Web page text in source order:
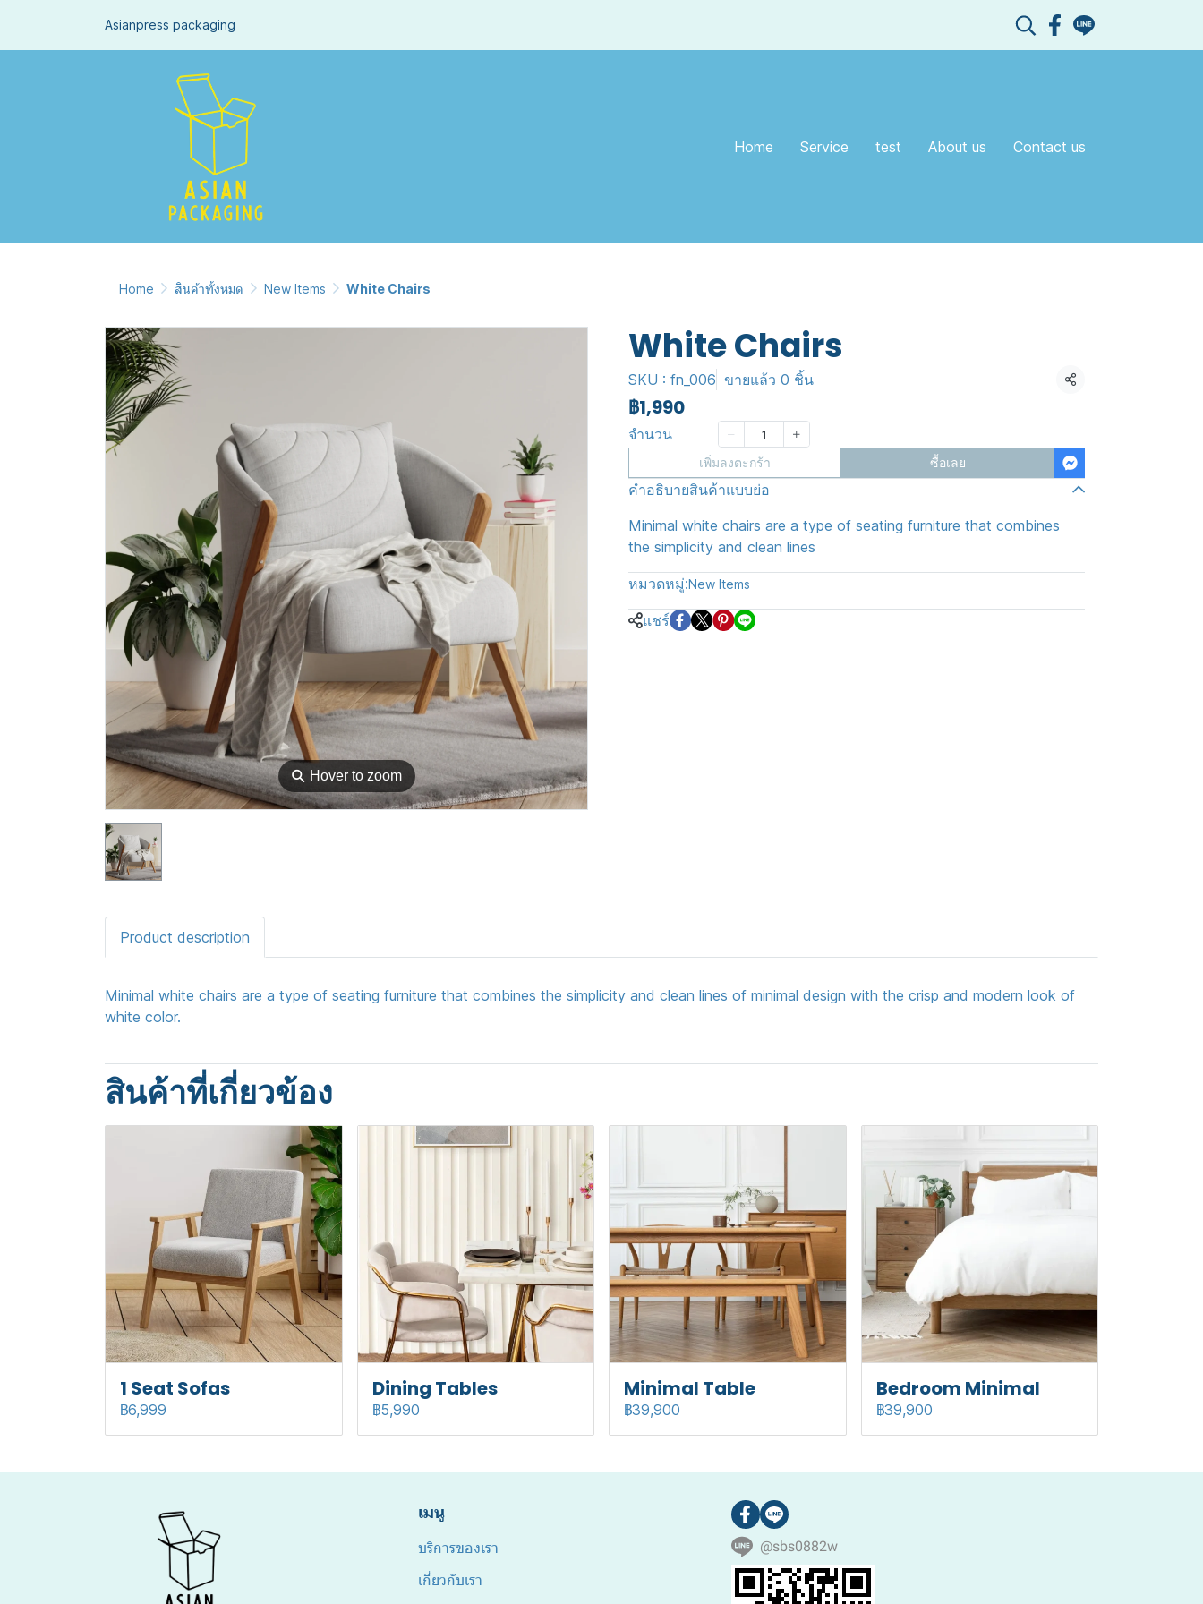
Asianpress packaging
Home Service test About us Contact us
Home สินค้าทั้งหมด New Items White Chairs
⚲ Hover to zoom
White Chairs
SKU : fn_006 ขายแล้ว 0 ชิ้น แชร์
฿1,990
จำนวน
เพิ่มลงตะกร้า
ซื้อเลย
คำอธิบายสินค้าแบบย่อ
Minimal white chairs are a type of seating furniture that combines
the simplicity and clean lines
หมวดหมู่:New Items
แชร์
Product description
Minimal white chairs are a type of seating furniture that combines the simplicity and clean lines of minimal design with the crisp and modern look of
white color.
สินค้าที่เกี่ยวข้อง
1 Seat Sofas
฿6,999
Dining Tables
฿5,990
Minimal Table
฿39,900
Bedroom Minimal
฿39,900
เมนู
บริการของเรา
เกี่ยวกับเรา
@sbs0882w